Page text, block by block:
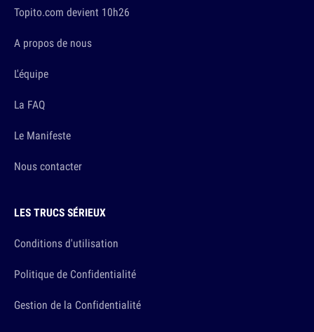
Topito.com devient 10h26
A propos de nous
L'équipe
La FAQ
Le Manifeste
Nous contacter
LES TRUCS SÉRIEUX
Conditions d'utilisation
Politique de Confidentialité
Gestion de la Confidentialité